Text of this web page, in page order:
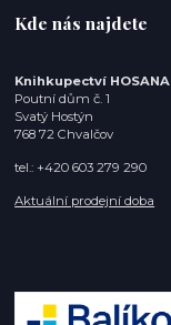
Kde nás najdete
Knihkupectví HOSANA
Poutní dům č. 1
Svatý Hostýn
768 72 Chvalčov
tel.: +420 603 279 290
Aktuální prodejní doba